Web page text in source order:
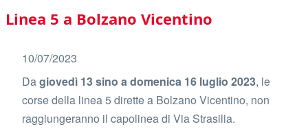
Main
navigation
Linea 5 a Bolzano Vicentino
10/07/2023
Dagiovedì 13 sino a domenica 16 luglio 2023, le
corse della linea 5 dirette a Bolzano Vicentino, non
raggiungeranno il capolinea di Via Strasilia.